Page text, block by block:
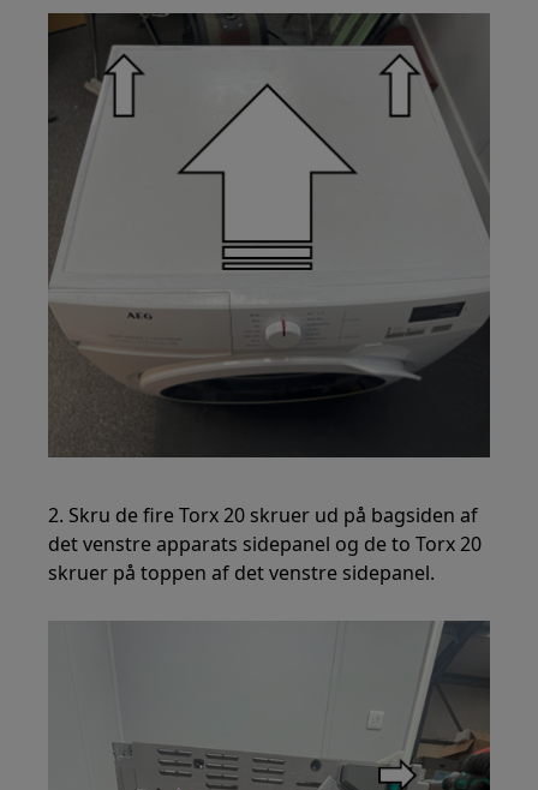
2. Skru de fire Torx 20 skruer ud på bagsiden af
det venstre apparats sidepanel og de to Torx 20
skruer på toppen af det venstre sidepanel.